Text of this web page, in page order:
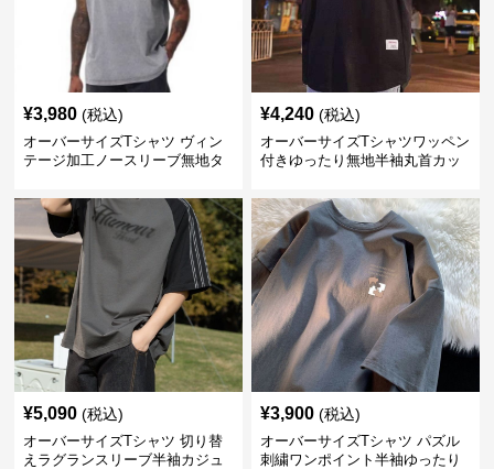
¥3,980 (税込)
オーバーサイズTシャツ ヴィン
テージ加工ノースリーブ無地タ
¥4,240 (税込)
オーバーサイズTシャツワッペン
付きゆったり無地半袖丸首カッ
¥5,090 (税込)
オーバーサイズTシャツ 切り替
えラグランスリーブ半袖カジュ
¥3,900 (税込)
オーバーサイズTシャツ パズル
刺繍ワンポイント半袖ゆったり